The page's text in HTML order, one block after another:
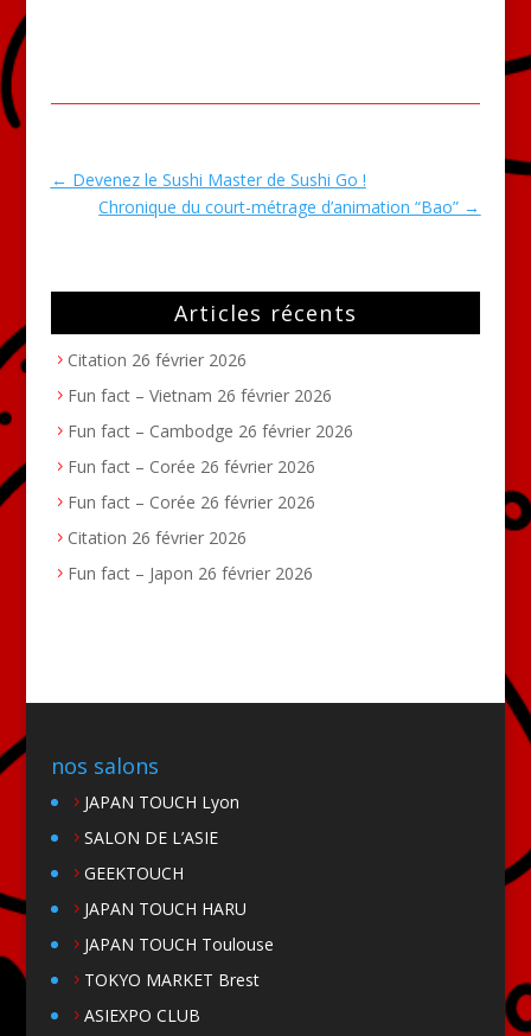
← Devenez le Sushi Master de Sushi Go !
Chronique du court-métrage d’animation “Bao” →
Articles récents
Citation 26 février 2026
Fun fact – Vietnam 26 février 2026
Fun fact – Cambodge 26 février 2026
Fun fact – Corée 26 février 2026
Fun fact – Corée 26 février 2026
Citation 26 février 2026
Fun fact – Japon 26 février 2026
nos salons
JAPAN TOUCH Lyon
SALON DE L’ASIE
GEEKTOUCH
JAPAN TOUCH HARU
JAPAN TOUCH Toulouse
TOKYO MARKET Brest
ASIEXPO CLUB